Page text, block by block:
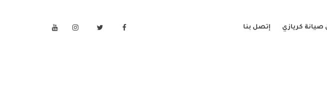
صيانة كريازي إتصل بنا